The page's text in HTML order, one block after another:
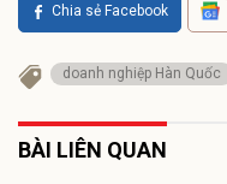
Chia sẻ Facebook
doanh nghiệp Hàn Quốc
BÀI LIÊN QUAN